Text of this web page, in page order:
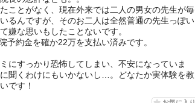
ことがなく、現在外来では二人の男女の先生が毎
るんですが、そのお二人は全然普通の先生っぽい
嫌な思いもしたことないです。
予約金を確か22万を支払い済みです。
にすっかり恐怖してしまい、不安になっていま
聞くわけにもいかないし…。どなたか実体験を教
です！